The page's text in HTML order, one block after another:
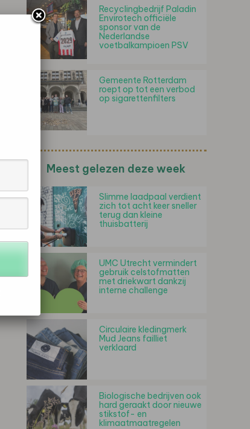
Recyclingbedrijf Paladin
Envirotech officiële
sponsor van de
Nederlandse
voetbalkampioen PSV
Gemeente Rotterdam
roept op tot een verbod
op sigarettenfilters
Meest gelezen deze week
Slimme laadpaal verdient
zich tot acht keer sneller
terug dan kleine
thuisbatterij
UMC Utrecht vermindert
gebruik celstofmatten
met driekwart dankzij
interne challenge
Circulaire kledingmerk
Mud Jeans failliet
verklaard
Biologische bedrijven ook
hard geraakt door nieuwe
stikstof- en
klimaatmaatregelen